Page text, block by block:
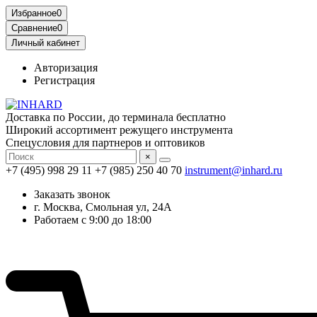
Избранное0
Сравнение0
Личный кабинет
Авторизация
Регистрация
Доставка по России, до терминала бесплатно
Широкий ассортимент режущего инструмента
Спецусловия для партнеров и оптовиков
×
+7 (495) 998 29 11 +7 (985) 250 40 70 instrument@inhard.ru
Заказать звонок
г. Москва, Смольная ул, 24А
Работаем с 9:00 до 18:00